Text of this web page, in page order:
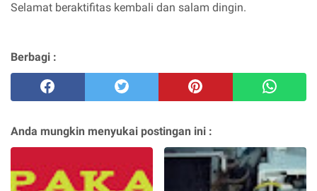
Selamat beraktifitas kembali dan salam dingin.
Berbagi :
Anda mungkin menyukai postingan ini :